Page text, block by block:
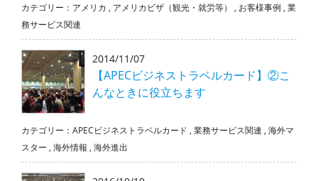
カテゴリー： アメリカ , アメリカビザ（観光・就労等） , お客様事例 , 業
務サービス関連
2014/11/07
【APECビジネストラベルカード】②こ
んなときに役立ちます
カテゴリー： APECビジネストラベルカード , 業務サービス関連 , 海外マ
スター , 海外情報 , 海外進出